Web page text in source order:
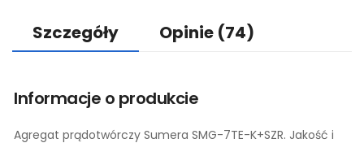
Szczegóły Opinie (74)
Informacje o produkcie
Agregat prądotwórczy Sumera SMG-7TE-K+SZR. Jakość i